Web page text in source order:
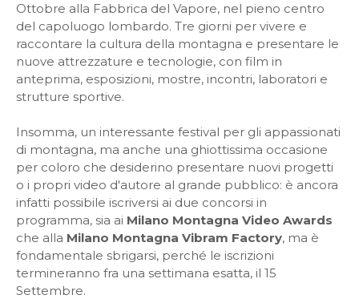
Ottobre alla Fabbrica del Vapore, nel pieno centro
del capoluogo lombardo. Tre giorni per vivere e
raccontare la cultura della montagna e presentare le
nuove attrezzature e tecnologie, con film in
anteprima, esposizioni, mostre, incontri, laboratori e
strutture sportive.
Insomma, un interessante festival per gli appassionati
di montagna, ma anche una ghiottissima occasione
per coloro che desiderino presentare nuovi progetti
o i propri video d'autore al grande pubblico: è ancora
infatti possibile iscriversi ai due concorsi in
programma, sia ai Milano Montagna Video Awards
che alla Milano Montagna Vibram Factory, ma è
fondamentale sbrigarsi, perché le iscrizioni
termineranno fra una settimana esatta, il 15
Settembre.